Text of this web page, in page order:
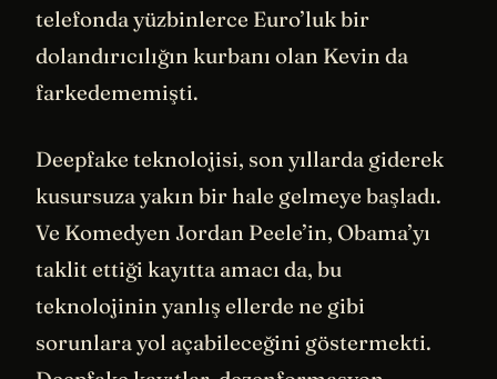
telefonda yüzbinlerce Euro’luk bir
dolandırıcılığın kurbanı olan Kevin da
farkedememişti.
Deepfake teknolojisi, son yıllarda giderek
kusursuza yakın bir hale gelmeye başladı.
Ve Komedyen Jordan Peele’in, Obama’yı
taklit ettiği kayıtta amacı da, bu
teknolojinin yanlış ellerde ne gibi
sorunlara yol açabileceğini göstermekti.